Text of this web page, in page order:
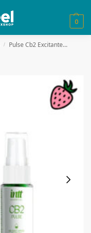
0
/ Pulse Cb2 Excitante Unissex 15ml – Efeito Quente E Vibratório